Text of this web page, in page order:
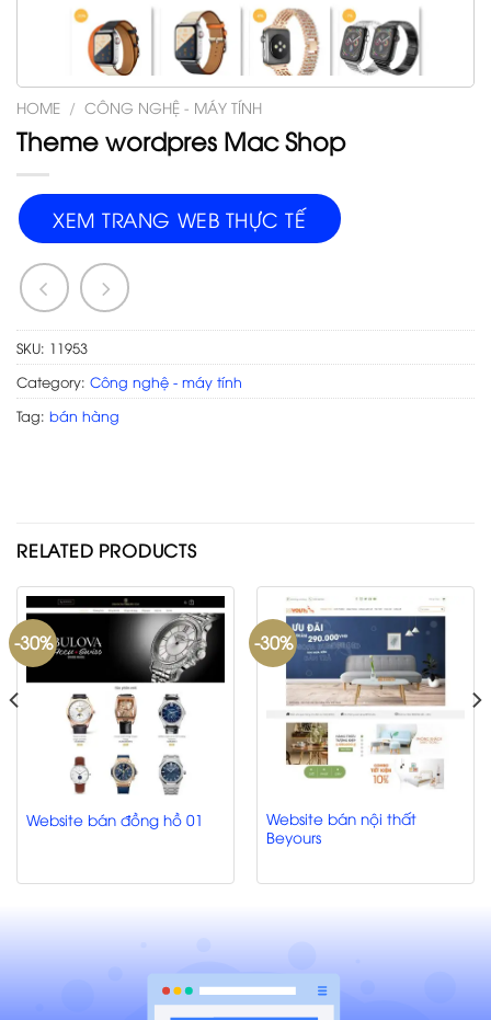
HOME / CÔNG NGHỆ - MÁY TÍNH
Theme wordpres Mac Shop
XEM TRANG WEB THỰC TẾ
SKU: 11953
Category: Công nghệ - máy tính
Tag: bán hàng
RELATED PRODUCTS
-30%
Website bán đồng hồ 01
-30%
Website bán nội thất
Beyours